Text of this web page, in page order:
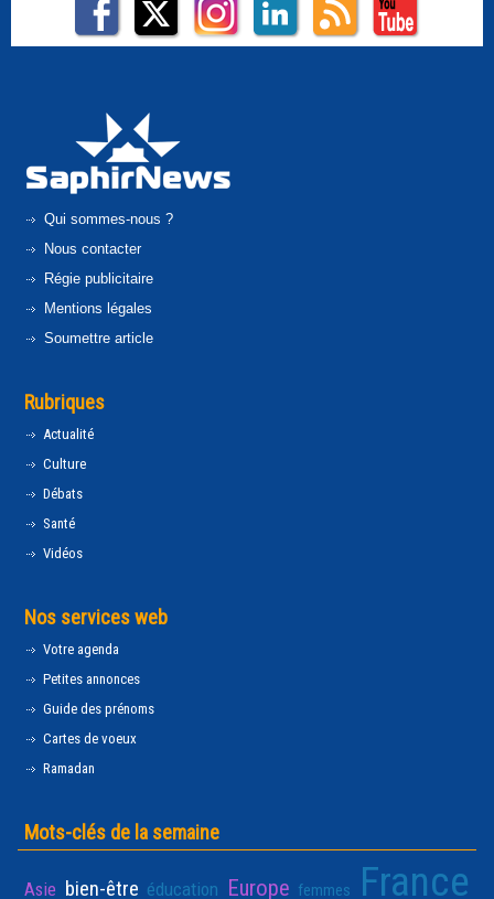
Qui sommes-nous ?
Nous contacter
Régie publicitaire
Mentions légales
Soumettre article
Rubriques
Actualité
Culture
Débats
Santé
Vidéos
Nos services web
Votre agenda
Petites annonces
Guide des prénoms
Cartes de voeux
Ramadan
Mots-clés de la semaine
Asie bien-être éducation Europe femmes France